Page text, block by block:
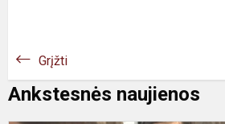
Grįžti
Ankstesnės naujienos